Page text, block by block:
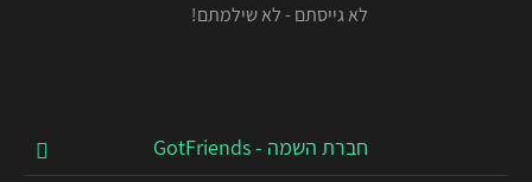
לא גייסתם - לא שילמתם!
חברת השמה - GotFriends